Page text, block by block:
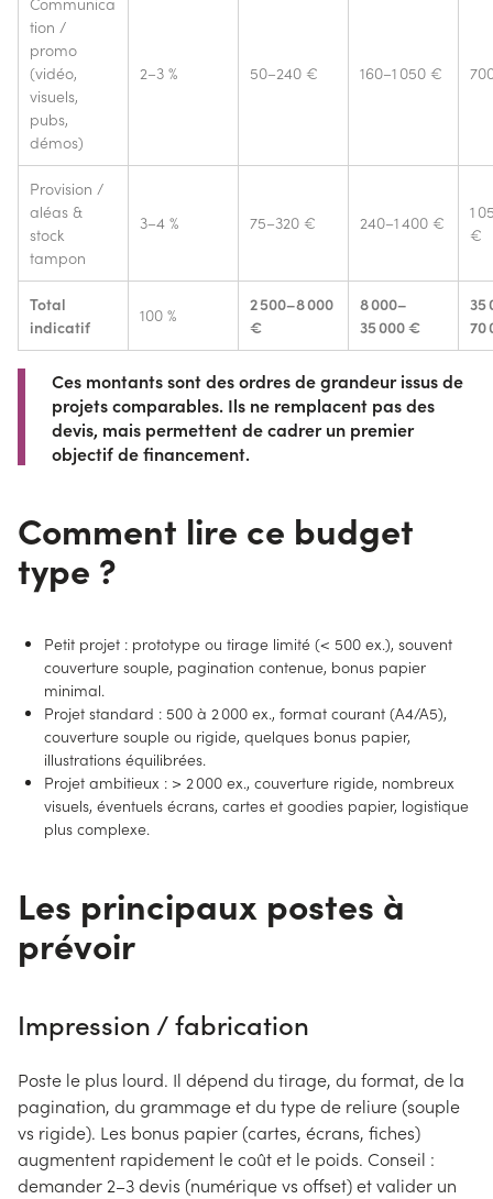
tion /
promo
(vidéo,
visuels,
pubs,
démos)
2–3 % 50–240 € 160–1 050 €
Provision /
aléas &
stock
tampon
3–4 % 75–320 € 240–1 400 €
1
€
Total
indicatif
100 %
2 500–8 000
€
8 000–
35 000 €
35
70
Ces montants sont des ordres de grandeur issus de
projets comparables. Ils ne remplacent pas des
devis, mais permettent de cadrer un premier
objectif de financement.
Comment lire ce budget
type ?
Petit projet : prototype ou tirage limité (< 500 ex.), souvent
couverture souple, pagination contenue, bonus papier
minimal.
Projet standard : 500 à 2 000 ex., format courant (A4/A5),
couverture souple ou rigide, quelques bonus papier,
illustrations équilibrées.
Projet ambitieux : > 2 000 ex., couverture rigide, nombreux
visuels, éventuels écrans, cartes et goodies papier, logistique
plus complexe.
Les principaux postes à
prévoir
Impression / fabrication
Poste le plus lourd. Il dépend du tirage, du format, de la
pagination, du grammage et du type de reliure (souple
vs rigide). Les bonus papier (cartes, écrans, fiches)
augmentent rapidement le coût et le poids. Conseil :
demander 2–3 devis (numérique vs offset) et valider un